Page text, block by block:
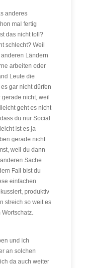
anderes
mal fertig
das nicht toll?
schlecht? Weil
Ländern
arbeiten oder
Leute die
gar nicht dürfen
nicht, weil
geht es nicht
du nur Social
ist es ja
gerade nicht
weil du dann
Sache
Fall bist du
einfachen
produktiv
streich so weit es
und ich
an solchen
da auch weiter